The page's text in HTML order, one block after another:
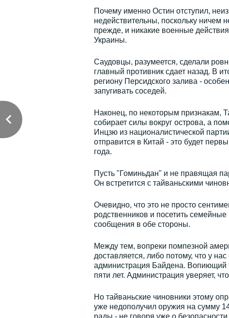
Почему именно Остин отступил,
недействительны, поскольку ничем
прежде, и никакие военные
Украины.
Саудовцы, разумеется, сделали
главный противник сдает назад. В
региону Персидского залива -
запугивать соседей.
Наконец, по некоторым признакам,
собирает силы вокруг острова, а
Инцзю из националистической
отправится в Китай - это будет
года.
Пусть "Гоминьдан" и не правящая
Он встретится с тайваньскими
Очевидно, что это не просто
родственников и посетить
сообщения в обе стороны.
Между тем, вопреки помпезной
доставляется, либо потому, что у
администрация Байдена. Вопиющий
пяти лет. Администрация уверяет,
Но тайваньские чиновники этому
уже недополучил оружия на сумму
рады - не говоря уже о безопасности.